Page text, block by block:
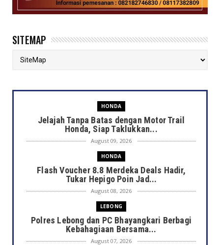
SITEMAP
HONDA
Jelajah Tanpa Batas dengan Motor Trail
Honda, Siap Taklukkan...
August 09, 2026
HONDA
Flash Voucher 8.8 Merdeka Deals Hadir,
Tukar Hepigo Poin Jad...
August 08, 2026
LEBONG
Polres Lebong dan PC Bhayangkari Berbagi
Kebahagiaan Bersama...
August 07, 2026